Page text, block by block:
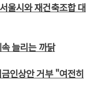
울시와 재건축조합 대
늘리는 까닭
인상안 거부 "여전히